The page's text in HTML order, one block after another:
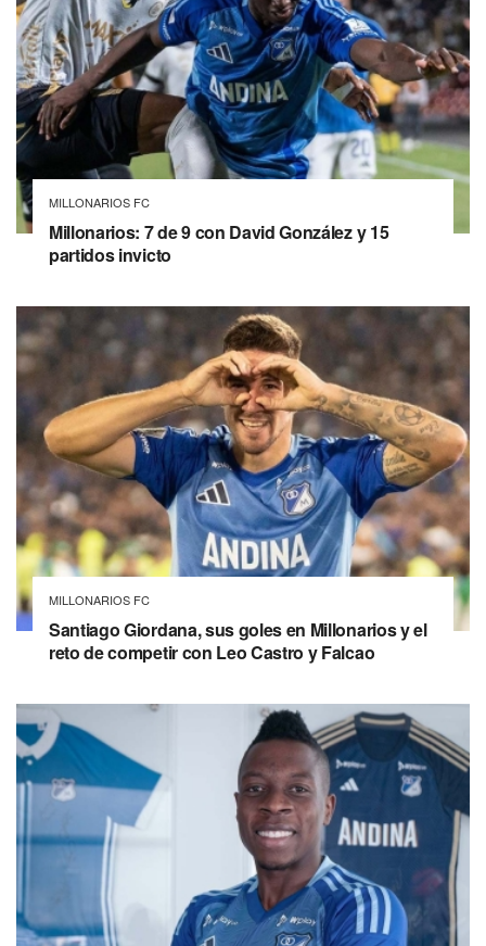
MILLONARIOS FC
Millonarios: 7 de 9 con David González y 15
partidos invicto
MILLONARIOS FC
Santiago Giordana, sus goles en Millonarios y el
reto de competir con Leo Castro y Falcao